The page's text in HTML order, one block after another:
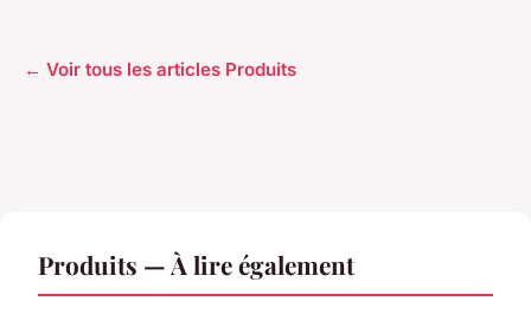
← Voir tous les articles Produits
Produits — À lire également